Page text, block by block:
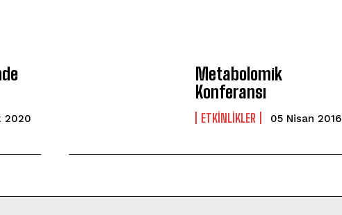
2020
Metabolomik
Konferansı
ETKINLIKLER 05 Nisan 2016